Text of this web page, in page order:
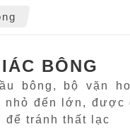
BÔNG
bông, bộ vặn
đến lớn, được
để tránh thất lạc